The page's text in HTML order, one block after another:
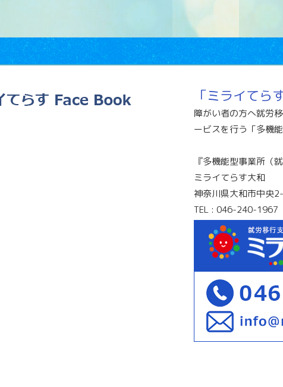
「ミライてら
障がい者の方へ就労
ービスを行う「多機
『多機能型事業所（
ミライてらす大和
神奈川県大和市中央
TEL : 046-240-1967